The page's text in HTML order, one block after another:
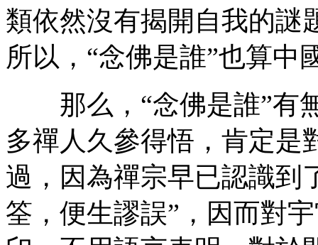
類依然沒有揭開自我的謎
所以，“念佛是誰”也算中
那么，“念佛是誰”有
多禪人久參得悟，肯定是
過，因為禪宗早已認識到
筌，便生謬誤”，因而對